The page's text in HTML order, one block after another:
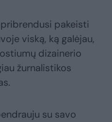
pakeisti
viską, ką galėjau,
dizainerio
žurnalistikos
su savo